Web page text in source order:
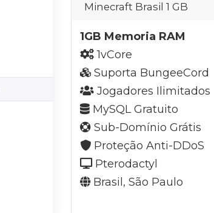
Minecraft Brasil 1 GB
1GB Memoria RAM
1vCore
Suporta BungeeCord
Jogadores Ilimitados
MySQL Gratuito
Sub-Domínio Grátis
Proteção Anti-DDoS
Pterodactyl
Brasil, São Paulo